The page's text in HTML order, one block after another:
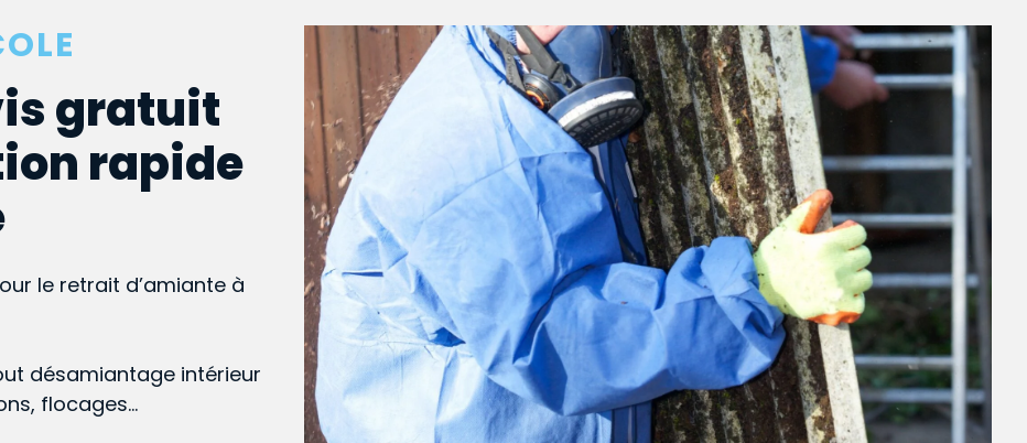
gratuit
rapide
le retrait d’amiante à
désamiantage intérieur
flocages…